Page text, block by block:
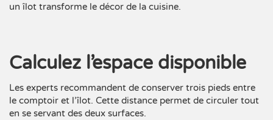
un îlot transforme le décor de la cuisine.
Calculez l’espace disponible
Les experts recommandent de conserver trois pieds entre
le comptoir et l’îlot. Cette distance permet de circuler tout
en se servant des deux surfaces.